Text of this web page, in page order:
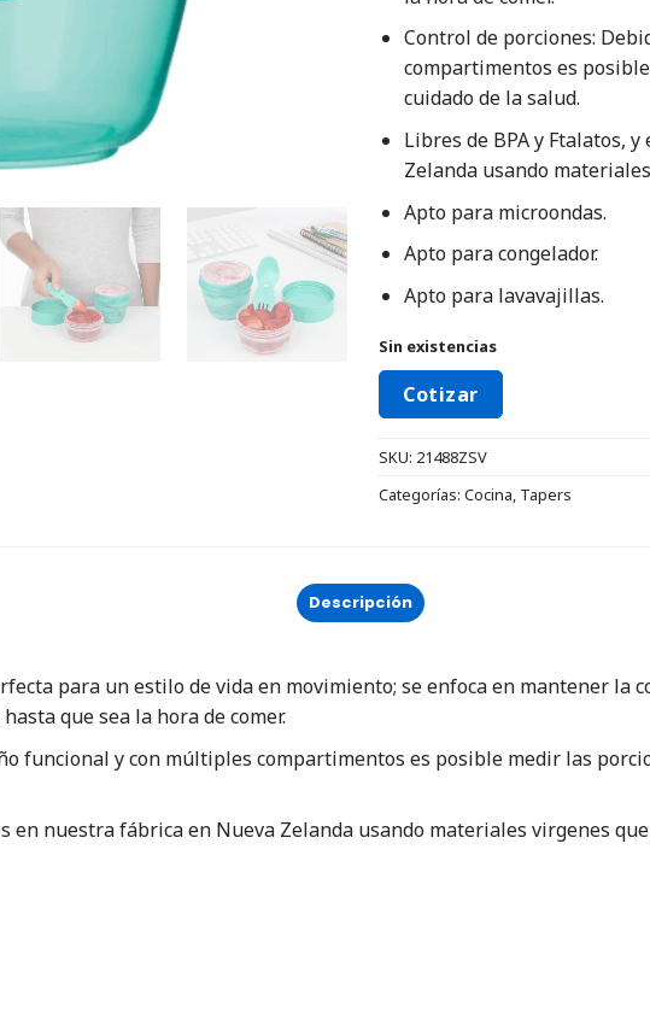
Control de porciones:
compartimentos es
cuidado de la salud.
Libres de BPA y Ftalatos,
Zelanda usando
Apto para microondas.
Apto para congelador.
Apto para lavavajillas.
Sin existencias
Cotizar
SKU: 21488ZSV
Categorías: Cocina, Tapers
Descripción
para un estilo de vida en movimiento; se enfoca en mantener la
que sea la hora de comer.
funcional y con múltiples compartimentos es posible medir las
en nuestra fábrica en Nueva Zelanda usando materiales virgenes